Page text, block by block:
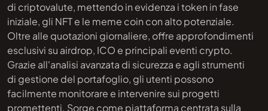
di criptovalute, mettendo in evidenza i token in fase
iniziale, gli NFT e le meme coin con alto potenziale.
Oltre alle quotazioni giornaliere, offre approfondimenti
esclusivi su airdrop, ICO e principali eventi crypto.
Grazie all'analisi avanzata di sicurezza e agli strumenti
di gestione del portafoglio, gli utenti possono
facilmente monitorare e intervenire sui progetti
promettenti. Sorge come piattaforma centrata sulla